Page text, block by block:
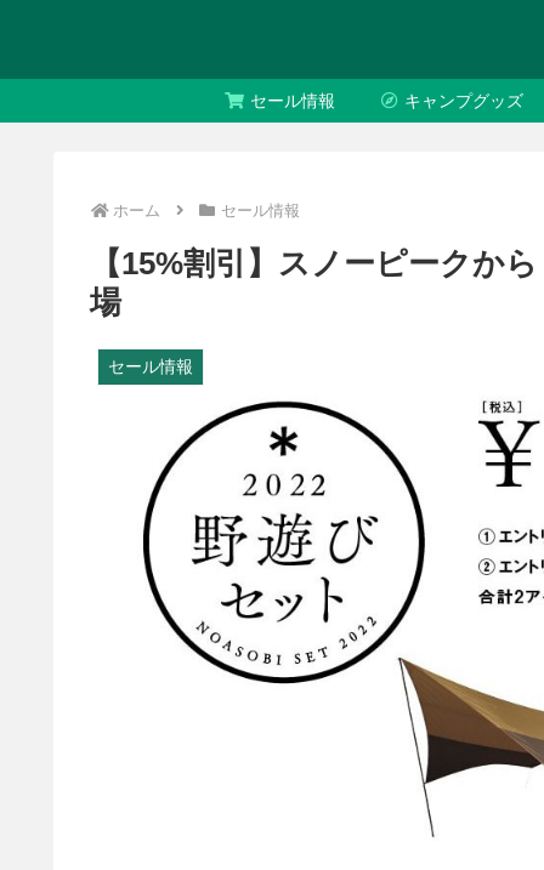
セール情報 キャンプグッズ
ホーム セール情報
【15%割引】スノーピークか
場
セール情報